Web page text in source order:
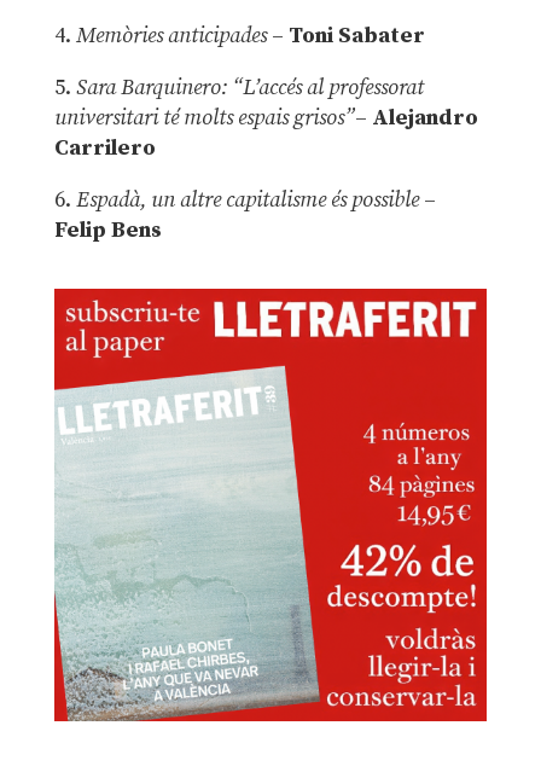
4. Memòries anticipades– Toni Sabater
5. Sara Barquinero: “L’accés al professorat
universitari té molts espais grisos”– Alejandro
Carrilero
6. Espadà, un altre capitalisme és possible –
Felip Bens